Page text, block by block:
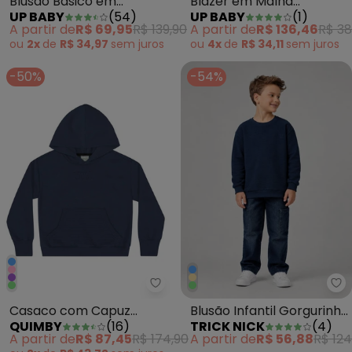
Moletom Menino Azul
UP BABY (54)
A partir deR$ 69,95R$ 139,90
ou 2x de R$ 34,97 sem juros
Alfaiataria Cinza
UP BABY (1)
A partir deR$ 136,46R$
ou 4x de R$ 34,11 sem juros
-50%
Quimby - Casaco com Capuz
Casaco com Capuz
Infantil Unissex Azul
QUIMBY (16)
A partir deR$ 87,45R$ 174,90
-54%
Blusão Infantil Gorgurinho
Masculino Azul
TRICK NICK (4)
A partir deR$ 56,88R$